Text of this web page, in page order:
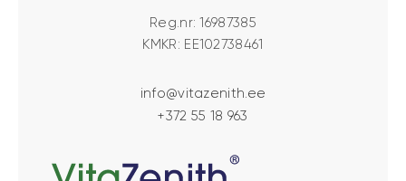
Reg.nr: 16987385
KMKR: EE102738461
info@vitazenith.ee
+372 55 18 963